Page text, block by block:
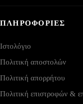
ΠΛΗΡΟΦΟΡΙΕΣ
Ιστολόγιο
Πολιτική αποστολών
Πολιτική απορρήτου
Πολιτική επιστροφών &